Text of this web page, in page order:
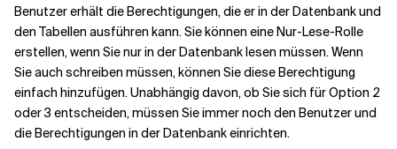
Benutzer erhält die Berechtigungen, die er in der Datenbank und
den Tabellen ausführen kann. Sie können eine Nur-Lese-Rolle
erstellen, wenn Sie nur in der Datenbank lesen müssen. Wenn
Sie auch schreiben müssen, können Sie diese Berechtigung
einfach hinzufügen. Unabhängig davon, ob Sie sich für Option 2
oder 3 entscheiden, müssen Sie immer noch den Benutzer und
die Berechtigungen in der Datenbank einrichten.